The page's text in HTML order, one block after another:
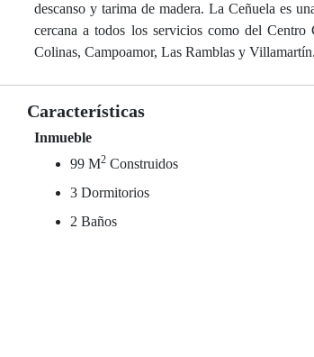
descanso y tarima de madera. La Ceñuela es
cercana a todos los servicios como del
Colinas, Campoamor, Las Ramblas y
Características
Inmueble
99 M2 Construidos
3 Dormitorios
2 Baños